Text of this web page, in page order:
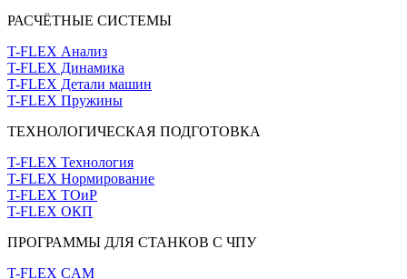
РАСЧЁТНЫЕ СИСТЕМЫ
T-FLEX Анализ
T-FLEX Динамика
T-FLEX Детали машин
T-FLEX Пружины
ТЕХНОЛОГИЧЕСКАЯ ПОДГОТОВКА
T-FLEX Технология
T-FLEX Нормирование
T-FLEX ТОиР
T-FLEX ОКП
ПРОГРАММЫ ДЛЯ СТАНКОВ С ЧПУ
T-FLEX CAM